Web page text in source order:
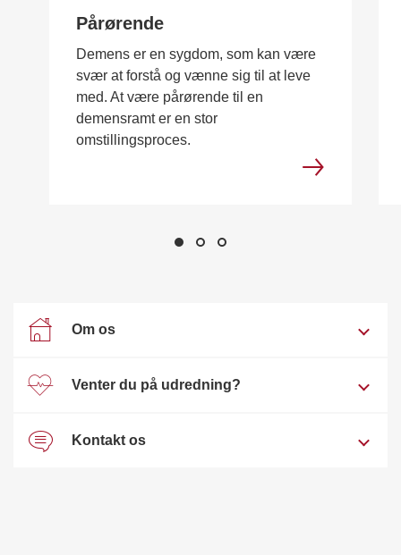
Pårørende
Demens er en sygdom, som kan være
svær at forstå og vænne sig til at leve
med. At være pårørende til en
demensramt er en stor
omstillingsproces.
Om os
Venter du på udredning?
Kontakt os